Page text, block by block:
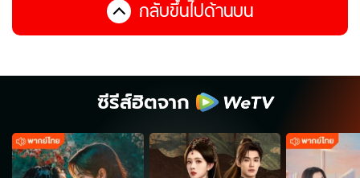
กลับขึ้นไปด้านบน
ซีรีส์ฮิตจาก